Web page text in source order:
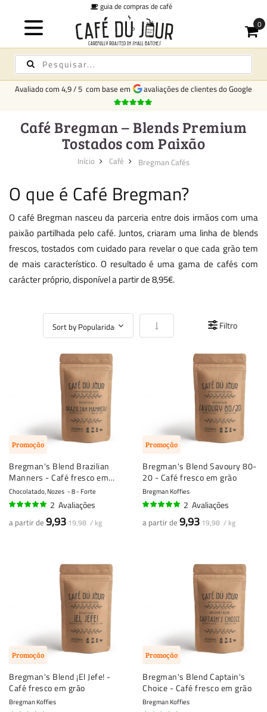
Avaliado com 4,9/5 com base em avaliações de clientes do Google
Café Bregman – Blends Premium
Tostados com Paixão
Início Café Bregman Cafés
O que é Café Bregman?
O café Bregman nasceu da parceria entre dois irmãos com uma
paixão partilhada pelo café. Juntos, criaram uma linha de blends
frescos, tostados com cuidado para revelar o que cada grão tem
de mais característico. O resultado é uma gama de cafés com
carácter próprio, disponível a partir de 8,95€.
Definir Ordenação Crescente
Filtro
Promoção
Bregman's Blend Brazilian
Manners - Café fresco em
grão
Chocolatado, Nozes 8 - Forte
2 Avaliações
a partir de 9,93 19,98 / kg
Promoção
Bregman's Blend Savoury 80-
20 - Café fresco em grão
Bregman Koffies
2 Avaliações
a partir de 9,93 19,98 / kg
Promoção
Bregman's Blend ¡El Jefe! -
Café fresco em grão
Bregman Koffies
Promoção
Bregman's Blend Captain's
Choice - Café fresco em grão
Bregman Koffies